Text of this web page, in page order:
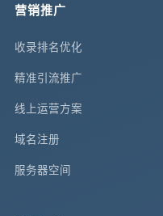
营销推广
收录排名优化
精准引流推广
线上运营方案
域名注册
服务器空间